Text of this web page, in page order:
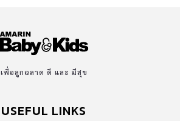
เพื่อลูกฉลาด ดี และ มีสุข
USEFUL LINKS